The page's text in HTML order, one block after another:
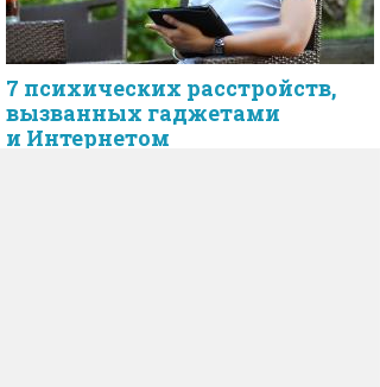
7 психических расстройств,
вызванных гаджетами
и Интернетом